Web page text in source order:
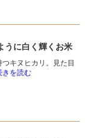
うに白く輝くお米
キヌヒカリ。見た目
きを読む